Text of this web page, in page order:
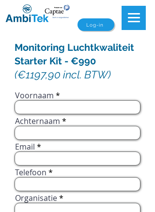
Log-in
Monitoring Luchtkwaliteit
Starter Kit - €990
(€1197,90 incl. BTW)
Voornaam
Achternaam
Email
Telefoon
Organisatie